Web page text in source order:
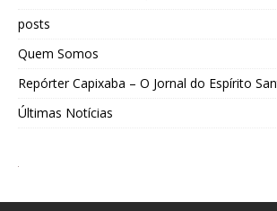
posts
Quem Somos
Repórter Capixaba – O Jornal do Espírito
Últimas Notícias